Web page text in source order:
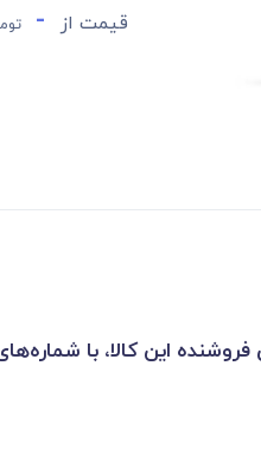
قیمت از -
این کالا، با